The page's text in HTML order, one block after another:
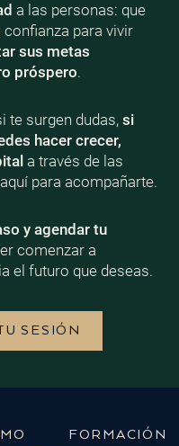
a las personas: que
para vivir
sus metas
próspero.
te surgen dudas, si
hacer crecer,
a través de las
para acompañarte.
y agendar tu
comenzar a
el futuro que deseas.
SESIÓN
FORMACIÓN